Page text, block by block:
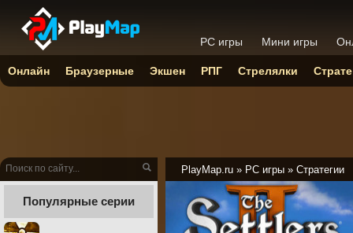
PlayMap.ru » PC игры » Стратегии
Популярные серии
PC игры Мини игры
Онлайн Браузерные Экшен РПГ Стрелялки